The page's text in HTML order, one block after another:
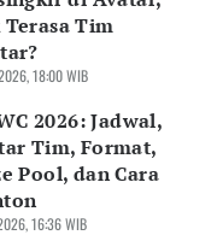
Terasa Tim
18:00 WIB
2026: Jadwal,
Tim, Format,
Pool, dan Cara
16:36 WIB